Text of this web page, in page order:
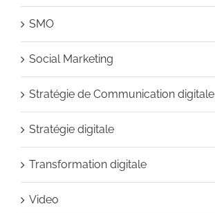
SMO
Social Marketing
Stratégie de Communication digitale
Stratégie digitale
Transformation digitale
Video